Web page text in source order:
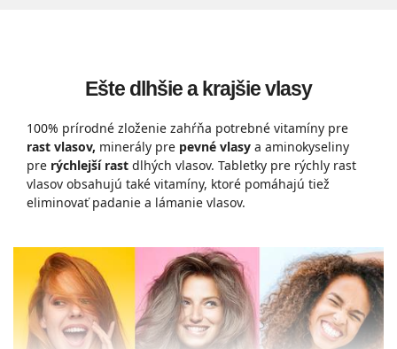
Ešte dlhšie a krajšie vlasy
100% prírodné zloženie zahŕňa potrebné vitamíny pre
rast vlasov, minerály pre pevné vlasy a aminokyseliny
pre rýchlejší rast dlhých vlasov. Tabletky pre rýchly rast
vlasov obsahujú také vitamíny, ktoré pomáhajú tiež
eliminovať padanie a lámanie vlasov.